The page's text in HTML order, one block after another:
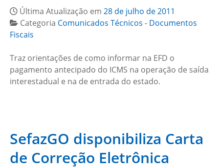
Última Atualização em 28 de julho de 2011
Categoria Comunicados Técnicos - Documentos
Fiscais
Traz orientações de como informar na EFD o
pagamento antecipado do ICMS na operação de saída
interestadual e na de entrada do estado.
SefazGO disponibiliza Carta
de Correção Eletrônica